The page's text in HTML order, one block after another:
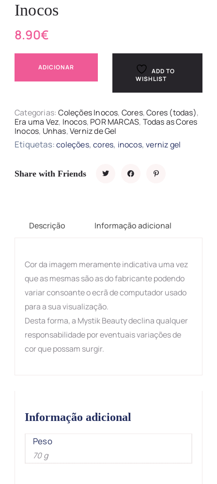
Inocos
8.90€
ADICIONAR
ADD TO
WISHLIST
Categorias:Coleções Inocos, Cores,Cores (todas),
Era uma Vez, Inocos, POR MARCAS, Todas as Cores
Inocos, Unhas,Verniz de Gel
Etiquetas:coleções,cores, inocos,verniz gel
Share with Friends
Descrição Informação adicional
Cor da imagem meramente indicativa uma vez
que as mesmas são as do fabricante podendo
variar consoante o ecrã de computador usado
para a sua visualização.
Desta forma, a Mystik Beauty declina qualquer
responsabilidade por eventuais variações de
cor que possam surgir.
Informação adicional
Peso
70 g